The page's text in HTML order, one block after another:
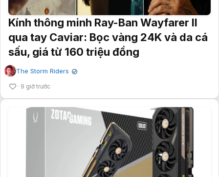
Kính thông minh Ray-Ban Wayfarer II
qua tay Caviar: Bọc vàng 24K và da cá
sấu, giá từ 160 triệu đồng
The Storm Riders ✔
9 giờ trước